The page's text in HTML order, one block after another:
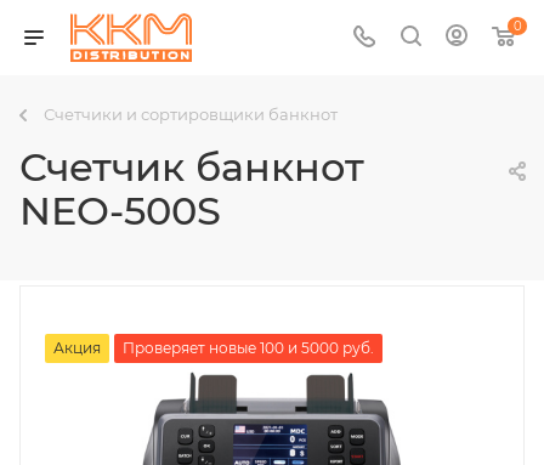
0
Счетчики и сортировщики банкнот
Счетчик банкнот
NEO-500S
Акция Проверяет новые 100 и 5000 руб.